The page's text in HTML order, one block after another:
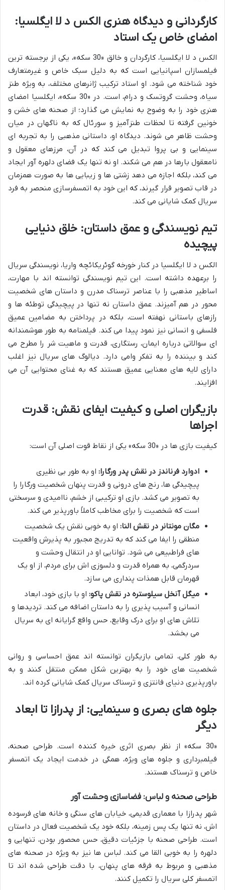
کارگردانی و دیدگاه هنری الکس د لا ایگلسیا:
امضای خاص یک استاد
الکس د لا ایگلسیا، کارگردان و خالق «30 سکه»، یکی از برجسته ترین
فیلمسازان اسپانیایی است که به دلیل سبک خاص و غیرمتعارف
خود شناخته می شود. او استاد ترکیب ژانرهای مختلف، به ویژه طنز
سیاه، وحشت گروتسک و درام، است. در «30 سکه»، ایگلسیا امضای
هنری خود را به وضوح به نمایش می گذارد؛ از صحنه های خشن و
خونین گرفته تا لحظات طنزآمیز و سورئال که به ناگهان در میان
وحشت ظاهر می شوند. دیدگاه او، داستانی مذهبی را به تجربه ای
سینمایی و بی پروا تبدیل می کند که در آن، مرزهای معقول و
نامعقول بارها در هم می شکند. او نه تنها یک فضای دلهره آور ایجاد
می کند، بلکه اجازه می دهد زشتی ها و زیبایی ها به صورت همزمان
در قاب تصویر قرار گیرند، که این خود به اتمسفرسازی منحصر به فرد
سریال کمک شایانی می کند.
تیم نویسندگی و عمق داستان: خلق دنیایی
پیچیده
الکس د لا ایگلسیا در کنار خورخه گوئریکائچه واریا، نویسندگی سریال
را برعهده داشته است. این تیم نویسندگی توانسته اند با مهارت،
اساطیر مذهبی را با عناصر ترسناک مدرن و داستان های شخصیت
محور در هم آمیزند. عمق داستان نه تنها در پیچیدگی توطئه ها و
رازهای باستانی نهفته است، بلکه در پرداختن به مضامین عمیق
فلسفی و انسانی نیز نمود پیدا می کند. فیلمنامه به طور هوشمندانه
ای سوالاتی درباره ایمان، رستگاری، قدرت و ماهیت شر را مطرح می
کند و بیننده را به تفکر وامی دارد. دیالوگ های سریال نیز اغلب
دارای لایه های معنایی عمیق هستند که به غنای محتوایی آن می
افزایند.
بازیگران اصلی و کیفیت ایفای نقش: قدرت
اجراها
کیفیت بازی ها در «30 سکه» یکی از نقاط قوت اصلی آن است:
ادوارد فرناندز در نقش پدر ورگارا: او به طور بی نظیری
پیچیدگی ها، رنج های درونی و قدرت پنهان شخصیت ورگارا را
به تصویر می کشد. بازی او ترکیبی از خشم، ناامیدی و سرسختی
است که شخصیت را برای مخاطب کاملاً باورپذیر می کند.
مگان مونتانر در نقش النا: او به خوبی نقش یک شخصیت
منطقی را ایفا می کند که به تدریج مجبور به پذیرش واقعیت
های فراطبیعی می شود. توانایی او در انتقال وحشت و
سردرگمی، به همراه قدرت و دلسوزی اش برای مردم، از او یک
قهرمان قابل همذات پنداری می سازد.
میگل آنخل سیلوستره در نقش پاکو: او با بازی خود، ابعاد
انسانی و آسیب پذیری را به داستان اضافه می کند. تردیدها و
تلاش های او برای درک وقایع، حس واقع گرایانه ای به سریال
می بخشد.
به طور کلی، تمامی بازیگران توانسته اند عمق احساسی و روانی
شخصیت های خود را به بهترین شکل ممکن منتقل کنند و به
باورپذیری دنیای فانتزی و ترسناک سریال کمک شایانی کرده اند.
جلوه های بصری و سینمایی: از پدرازا تا ابعاد
دیگر
«30 سکه» از نظر بصری اثری خیره کننده است. طراحی صحنه،
فیلمبرداری و جلوه های ویژه، همگی در خدمت ایجاد یک اتمسفر
خاص و ترسناک هستند.
طراحی صحنه و لباس: فضاسازی وحشت آور
شهر پدرازا با معماری قدیمی، خیابان های سنگی و خانه های فرسوده
اش، نه تنها یک پس زمینه، بلکه خود یک شخصیت فعال در داستان
است. طراحی صحنه با جزئیات دقیق، حس محصور بودن، تنهایی و
دلهره را به خوبی القا می کند. لباس ها نیز به ویژه در صحنه های
مذهبی و مربوط به فرقه های پنهان، با دقت طراحی شده اند تا
اتمسفر کلی سریال را تکمیل کنند.